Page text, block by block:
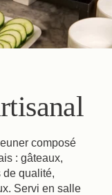
composé
: gâteaux,
de qualité,
Servi en salle